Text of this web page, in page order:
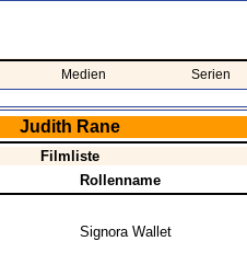
Medien Serien
Judith Rane
Filmliste
Rollenname
Signora Wallet